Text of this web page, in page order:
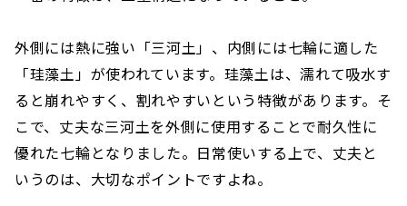
外側には熱に強い「三河土」、内側には七輪に適した
「珪藻土」が使われています。珪藻土は、濡れて吸水す
ると崩れやすく、割れやすいという特徴があります。そ
こで、丈夫な三河土を外側に使用することで耐久性に
優れた七輪となりました。日常使いする上で、丈夫と
いうのは、大切なポイントですよね。